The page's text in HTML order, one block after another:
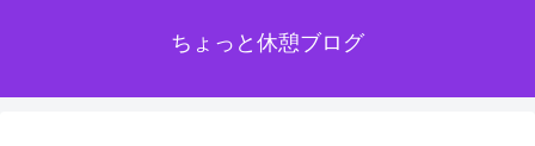
ちょっと休憩ブログ